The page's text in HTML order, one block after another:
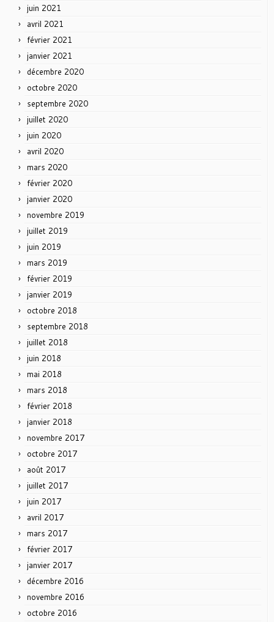
juin 2021
avril 2021
février 2021
janvier 2021
décembre 2020
octobre 2020
septembre 2020
juillet 2020
juin 2020
avril 2020
mars 2020
février 2020
janvier 2020
novembre 2019
juillet 2019
juin 2019
mars 2019
février 2019
janvier 2019
octobre 2018
septembre 2018
juillet 2018
juin 2018
mai 2018
mars 2018
février 2018
janvier 2018
novembre 2017
octobre 2017
août 2017
juillet 2017
juin 2017
avril 2017
mars 2017
février 2017
janvier 2017
décembre 2016
novembre 2016
octobre 2016